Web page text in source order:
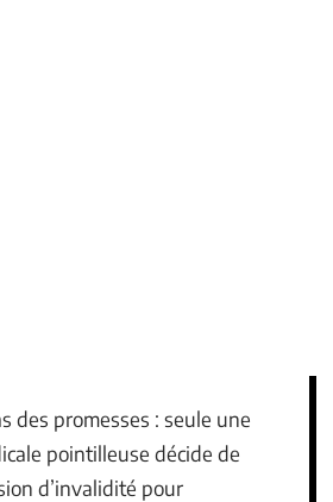
des promesses : seule une
pointilleuse décide de
d’invalidité pour